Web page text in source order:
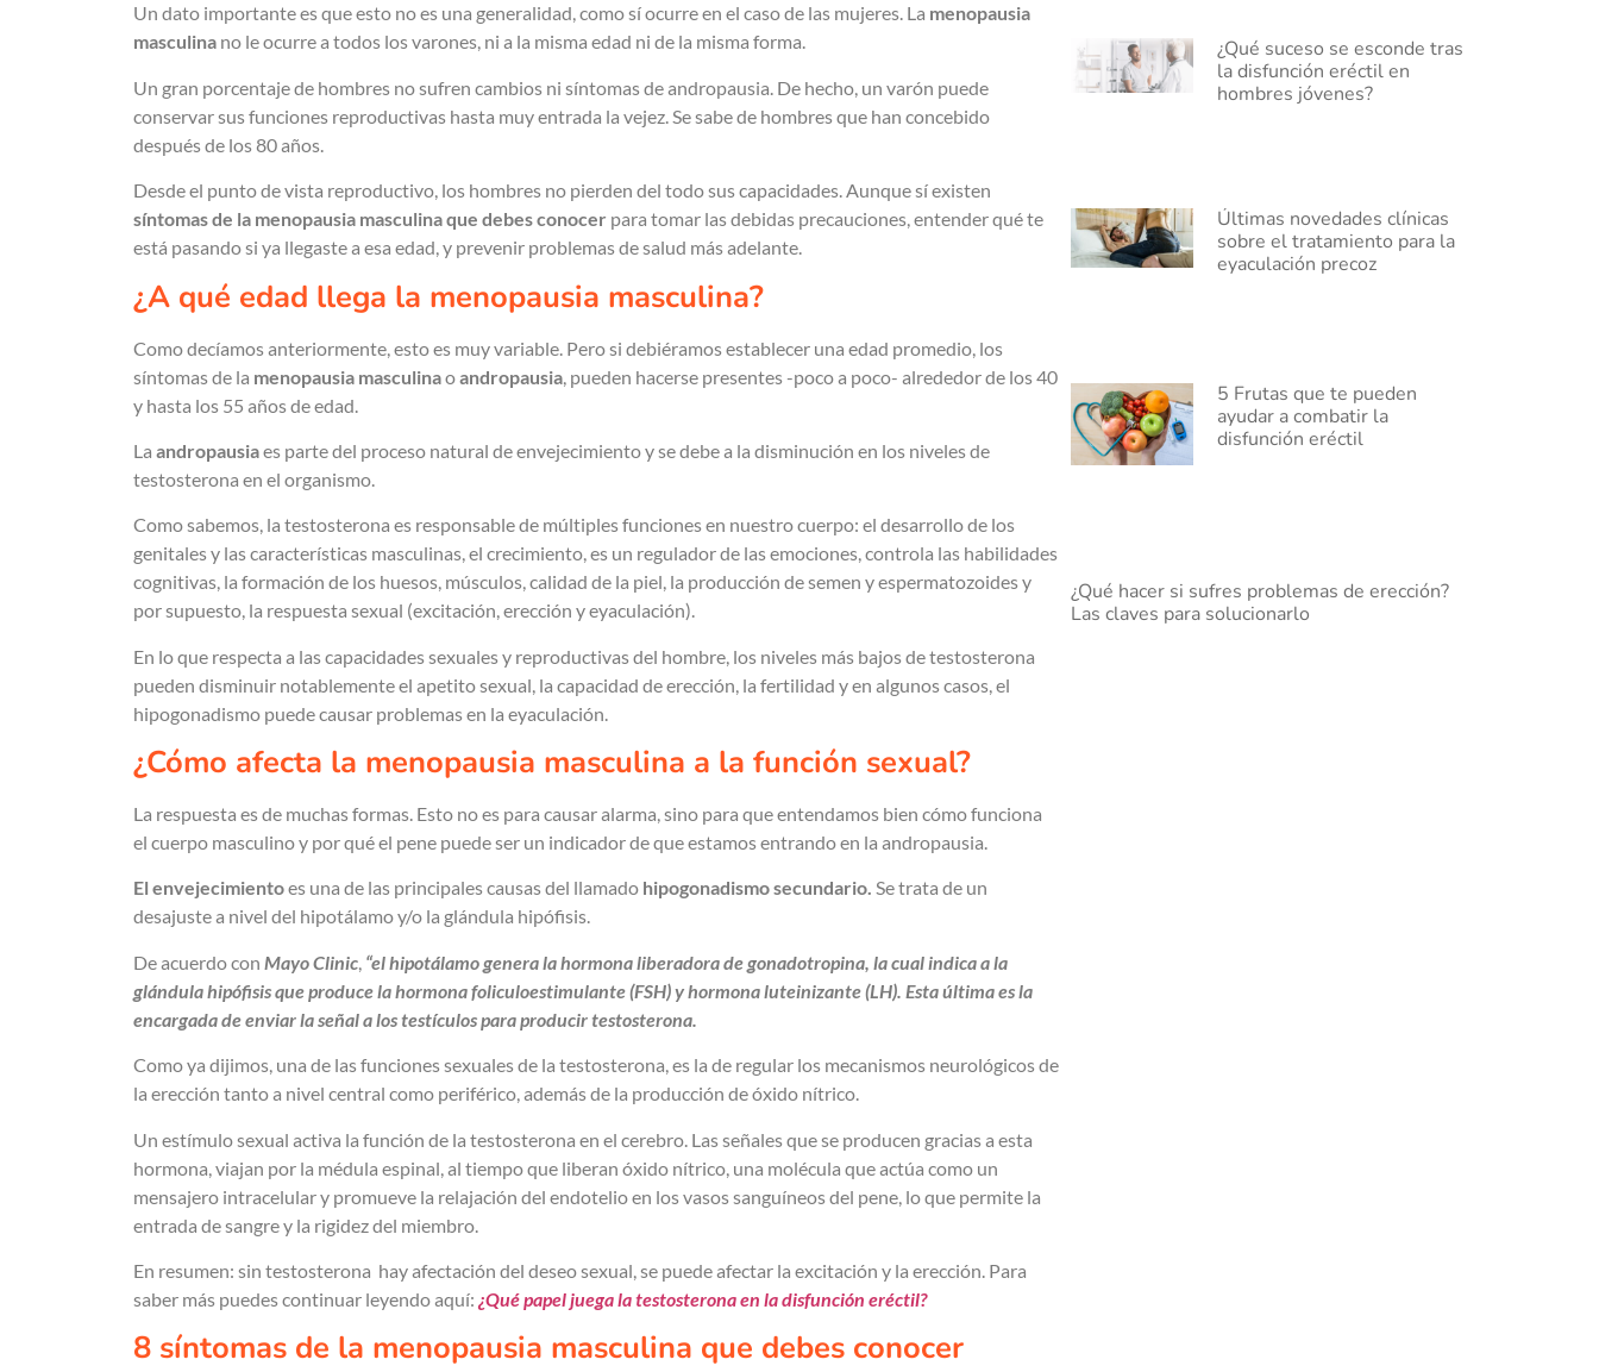
Un dato importante es que esto no es una generalidad, como sí ocurre en el caso de las mujeres. La menopausia
masculina no le ocurre a todos los varones, ni a la misma edad ni de la misma forma.
Un gran porcentaje de hombres no sufren cambios ni síntomas de andropausia. De hecho, un varón puede
conservar sus funciones reproductivas hasta muy entrada la vejez. Se sabe de hombres que han concebido
después de los 80 años.
Desde el punto de vista reproductivo, los hombres no pierden del todo sus capacidades. Aunque sí existen
síntomas de la menopausia masculina que debes conocer para tomar las debidas precauciones, entender qué te
está pasando si ya llegaste a esa edad, y prevenir problemas de salud más adelante.
¿A qué edad llega la menopausia masculina?
Como decíamos anteriormente, esto es muy variable. Pero si debiéramos establecer una edad promedio, los
síntomas de la menopausia masculinaoandropausia , pueden hacerse presentes -poco a poco- alrededor de los 40
y hasta los 55 años de edad.
La andropausiaes parte del proceso natural de envejecimiento y se debe a la disminución en los niveles de
testosterona en el organismo.
Como sabemos, la testosterona es responsable de múltiples funciones en nuestro cuerpo: el desarrollo de los
genitales y las características masculinas, el crecimiento, es un regulador de las emociones, controla las habilidades
cognitivas, la formación de los huesos, músculos, calidad de la piel, la producción de semen y espermatozoides y
por supuesto, la respuesta sexual (excitación, erección y eyaculación).
En lo que respecta a las capacidades sexuales y reproductivas del hombre, los niveles más bajos de testosterona
pueden disminuir notablemente el apetito sexual, la capacidad de erección, la fertilidad y en algunos casos, el
hipogonadismo puede causar problemas en la eyaculación.
¿Cómo afecta la menopausia masculina a la función sexual?
La respuesta es de muchas formas. Esto no es para causar alarma, sino para que entendamos bien cómo funciona
el cuerpo masculino y por quéel pene puede ser un indicador de que estamos entrando en la andropausia.
El envejecimientoes una de las principales causas del llamado hipogonadismo secundario. Se trata de un
desajuste a nivel del hipotálamo y/o la glándula hipófisis.
De acuerdo con Mayo Clinic, “el hipotálamo genera la hormona liberadora de gonadotropina, la cual indica a la
glándula hipófisis que produce la hormona foliculoestimulante (FSH) y hormona luteinizante (LH). Esta última es la
encargada de enviar la señal a los testículos para producir testosterona.
Como ya dijimos, una de las funciones sexuales de la testosterona, es la de regular los mecanismos neurológicos de
la erección tanto a nivel central como periférico, además de la producción de óxido nítrico.
Un estímulo sexual activa la función de la testosterona en el cerebro. Las señales que se producen gracias a esta
hormona, viajan por la médula espinal, al tiempo que liberan óxido nítrico, una molécula que actúa como un
mensajero intracelular y promueve la relajación del endotelio en los vasos sanguíneos del pene, lo que permite la
entrada de sangre y la rigidez del miembro.
En resumen: sin testosterona hay afectación del deseo sexual, se puede afectar la excitación y la erección. Para
saber más puedes continuar leyendo aquí: ¿Qué papel juega la testosterona en la disfunción eréctil?
8 síntomas de la menopausia masculina que debes conocer
¿Qué suceso se esconde tras
la disfunción eréctil en
hombres jóvenes?
Últimas novedades clínicas
sobre el tratamiento para la
eyaculación precoz
5 Frutas que te pueden
ayudar a combatir la
disfunción eréctil
¿Qué hacer si sufres problemas de erección?
Las claves para solucionarlo